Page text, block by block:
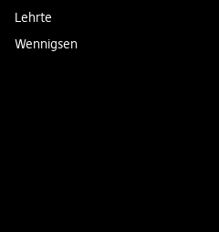
Lehrte
Wennigsen